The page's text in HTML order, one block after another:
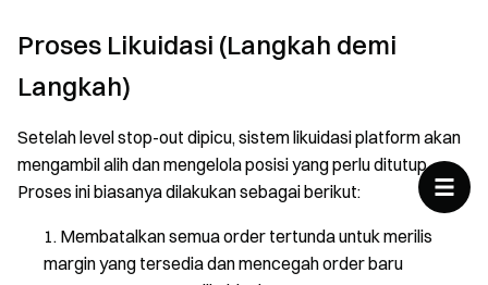
Proses Likuidasi (Langkah demi
Langkah)
Setelah level stop-out dipicu, sistem likuidasi platform akan
mengambil alih dan mengelola posisi yang perlu ditutup.
Proses ini biasanya dilakukan sebagai berikut:
Membatalkan semua order tertunda untuk merilis
margin yang tersedia dan mencegah order baru